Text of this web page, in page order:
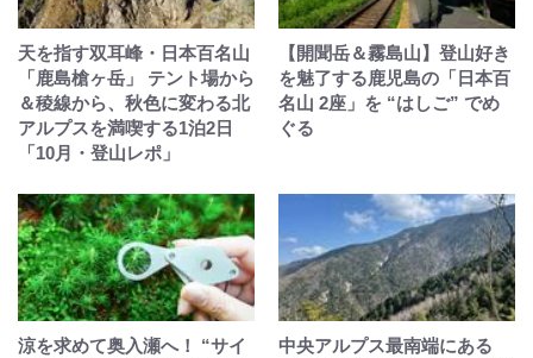
天を指す双耳峰・日本百名山
「鹿島槍ヶ岳」 テント場から
＆稜線から、秋色に変わる北
アルプスを満喫する1泊2日
「10月・登山レポ」
【開聞岳＆霧島山】登山好き
を魅了する鹿児島の「日本百
名山 2座」を “はしご” でめ
ぐる
涼を求めて奥入瀬へ！ “サイ
中央アルプス最南端にある